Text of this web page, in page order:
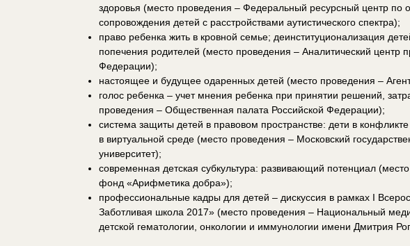
здоровья (место проведения – Федеральный ресурсный центр по
сопровождения детей с расстройствами аутистического спектра);
право ребенка жить в кровной семье; деинституционализация
попечения родителей (место проведения – Аналитический центр
Федерации);
настоящее и будущее одаренных детей (место проведения –
голос ребенка – учет мнения ребенка при принятии решений,
проведения – Общественная палата Российской Федерации);
система защиты детей в правовом пространстве: дети в
в виртуальной среде (место проведения – Московский
университет);
современная детская субкультура: развивающий потенциал
фонд «Арифметика добра»);
профессиональные кадры для детей – дискуссия в рамках I
Заботливая школа 2017» (место проведения – Национальный
детской гематологии, онкологии и иммунологии имени Дмитрия